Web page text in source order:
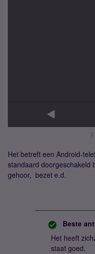
Het betreft een Android-
standaard doorgeschakeld
gehoor, bezet e.d.
Beste
Het heeft
staat goed.